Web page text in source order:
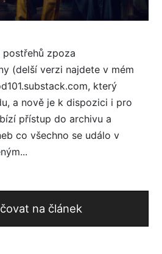
zpoza
(delší verzi najdete v mém
který
a nově je k dispozici i pro
přístup do archivu a
co všechno se událo v
na článek